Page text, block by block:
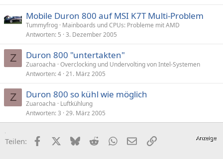
Mobile Duron 800 auf MSI K7T Multi-Problem
Tummyfrog Mainboards und CPUs: Probleme mit AMD
Antworten 5 3. Dezember 2005
Z Duron 800 "untertakten"
Zuaroacha Overclocking und Undervolting von Intel-Systemen
Antworten 4 21. März 2005
Z Duron 800 so kühl wie möglich
Zuaroacha
Luftkühlung
Antworten 3 29. März 2005
Teilen: FacebookX (Twitter)
BlueskyRedditWhatsApp
E-MailLink